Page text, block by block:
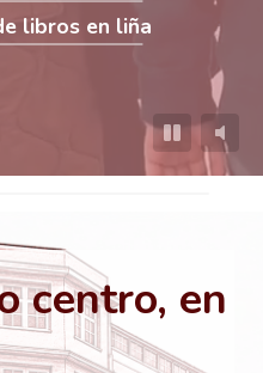
libros en liña
centro, en